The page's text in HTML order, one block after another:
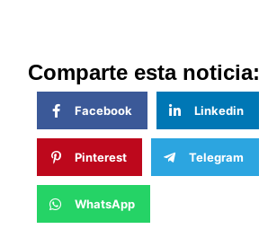
Comparte esta noticia:
Facebook Linkedin
Pinterest Telegram
WhatsApp